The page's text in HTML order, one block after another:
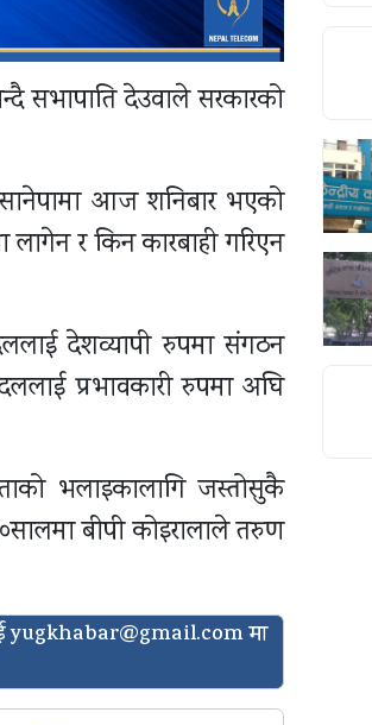
सभापाति देउवाले सरकारको
आज शनिबार भएको
लागेन र किन कारबाही गरिएन
देशव्यापी रुपमा संगठन
प्रभावकारी रुपमा अघि
भलाइकालागि जस्तोसुकै
बीपी कोइरालाले तरुण
yugkhabar@gmail.comमा